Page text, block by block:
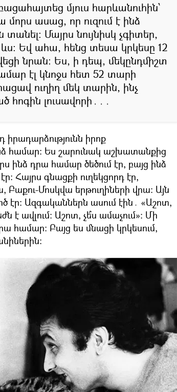
մյուս հարևանուհին՝
ասաց, որ ուզում է ինձ
Մայրս նույնիսկ չգիտեր,
Եվ ահա, հենց տեսա կրկեսը 12
նրան։ Ես, ի դեպ, մեկընդմիշտ
էլ կնոջս հետ 52 տարի
ուղիղ մեկ տարին, ինչ
հոգին լուսավորի․․․
իրադարձությունն իրոք
Ես շարունակ աշխատանքից
ինձ դրա համար ծեծում էր, բայց ինձ
Հայրս գնացքի ուղեկցորդ էր,
Մոսկվա երթուղիների վրա։ Այն
Ազգականներն ասում էին․ «Աշոտ,
է ավլում։ Աշոտ, չե՞ս ամաչում»։ Մի
համար։ Բայց ես մնացի կրկեսում,